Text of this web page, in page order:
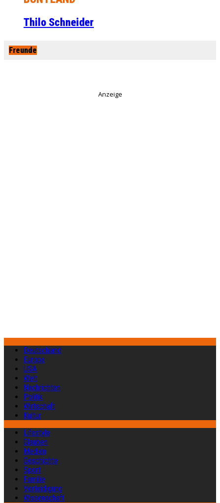
Thilo Schneider
Freunde
Anzeige
Deutschland
Europa
USA
Welt
Nachrichten
Politik
Wirtschaft
Kultur
Lifestyle
Glauben
Medien
Geschichte
Sport
Familie
Verteidigung
Wissenschaft